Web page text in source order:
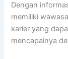
Dengan
memiliki
karier yang
mencapainya